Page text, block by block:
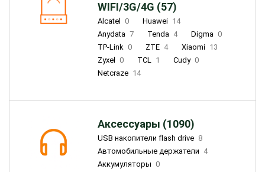
WIFI/3G/4G (57)
Alcatel 0 Huawei 14
Anydata 7 Tenda 4 Digma 0
TP-Link 0 ZTE 4 Xiaomi 13
Zyxel
0 TCL 1 Cudy 0
Netcraze 14
Аксессуары (1090)
USB накопители flash drive 8
Автомобильные держатели 4
Аккумуляторы 0